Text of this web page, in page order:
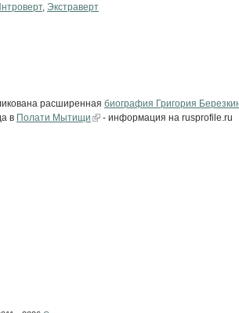
, Экстраверт
расширенная биография Григория
в Полати Мытищи - информация на rusprofile.ru